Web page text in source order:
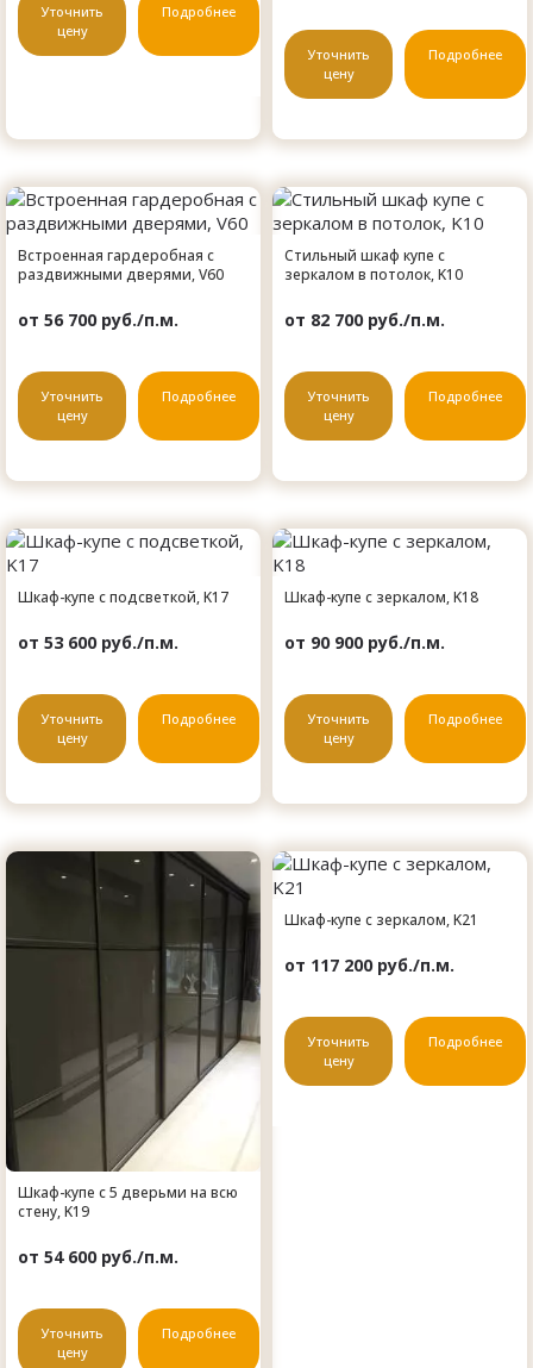
Уточнить
цену
Подробнее
Уточнить
цену
Подробнее
Встроенная гардеробная с
раздвижными дверями, V60
от 56 700 руб./п.м.
Уточнить
цену
Подробнее
Стильный шкаф купе с
зеркалом в потолок, K10
от 82 700 руб./п.м.
Уточнить
цену
Подробнее
Шкаф-купе с подсветкой, K17
от 53 600 руб./п.м.
Уточнить
цену
Подробнее
Шкаф-купе с зеркалом, K18
от 90 900 руб./п.м.
Уточнить
цену
Подробнее
Шкаф-купе c 5 дверьми на всю
стену, K19
от 54 600 руб./п.м.
Уточнить
цену
Подробнее
Шкаф-купе с зеркалом, K21
от 117 200 руб./п.м.
Уточнить
цену
Подробнее